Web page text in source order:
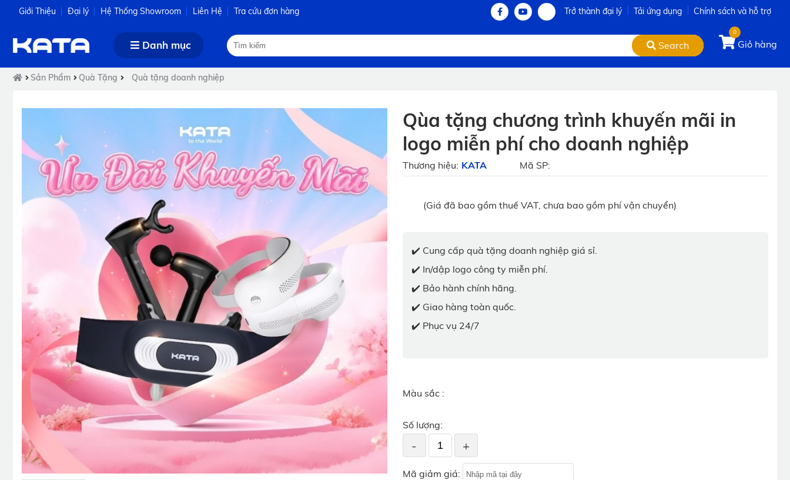
Giới Thiệu Đại lý Hệ Thống Showroom Liên Hệ Tra cứu đơn hàng Trở thành đại lý Tải ứng dụng Chính sách và hỗ trợ
Danh mục Search
0
Giỏ hàng
Sản Phẩm Quà Tặng Quà tặng doanh nghiệp
Qùa tặng chương trình khuyến mãi in
logo miễn phí cho doanh nghiệp
Thương hiệu: KATA Mã SP:
(Giá đã bao gồm thuế VAT, chưa bao gồm phí vận chuyển)
✔️ Cung cấp quà tặng doanh nghiệp giá sỉ.
✔️ In/dập logo công ty miễn phí.
✔️ Bảo hành chính hãng.
✔️ Giao hàng toàn quốc.
✔️ Phục vụ 24/7
Màu sắc :
Số lượng:
- +
Mã giảm giá: